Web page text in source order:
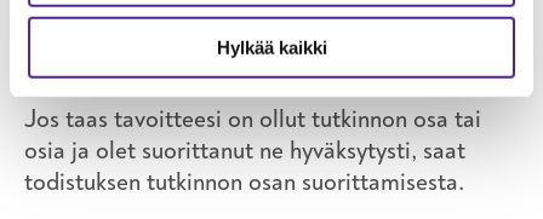
Hylkää kaikki
sääntöjen mukaisesti koko tutkinnon
hyväksytysti, saat tutkintotodistuksen.
Jos taas tavoitteesi on ollut tutkinnon osa tai
osia ja olet suorittanut ne hyväksytysti, saat
todistuksen tutkinnon osan suorittamisesta.